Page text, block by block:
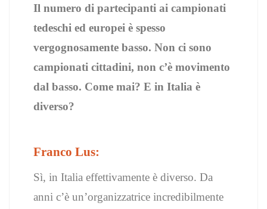
Il numero di partecipanti ai campionati
tedeschi ed europei è spesso
vergognosamente basso. Non ci sono
campionati cittadini, non c’è movimento
dal basso. Come mai? E in Italia è
diverso?
Franco Lus:
Sì, in Italia effettivamente è diverso. Da
anni c’è un’organizzatrice incredibilmente